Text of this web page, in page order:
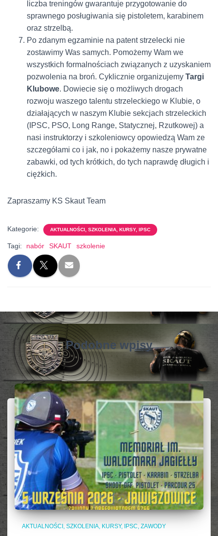
liczba treningów gwarantuje przygotowanie do
sprawnego posługiwania się pistoletem, karabinem
oraz strzelbą.
Po zdanym egzaminie na patent strzelecki nie
zostawimy Was samych. Pomożemy Wam we
wszystkich formalnościach związanych z uzyskaniem
pozwolenia na broń. Cyklicznie organizujemy Targi
Klubowe. Dowiecie się o możliwych drogach
rozwoju waszego talentu strzeleckiego w Klubie, o
działających w naszym Klubie sekcjach strzeleckich
(IPSC, PSO, Long Range, Statycznej, Rzutkowej) a
nasi instruktorzy i szkoleniowcy opowiedzą Wam ze
szczegółami co i jak, no i pokażemy nasze prywatne
zabawki, od tych krótkich, do tych naprawdę długich i
ciężkich.
Zapraszamy KS Skaut Team
Kategorie: AKTUALNOŚCI, SZKOLENIA, KURSY, IPSC
Tagi: nabór SKAUT szkolenie
Podobne wpisy
AKTUALNOŚCI, SZKOLENIA, KURSY, IPSC ZAWODY